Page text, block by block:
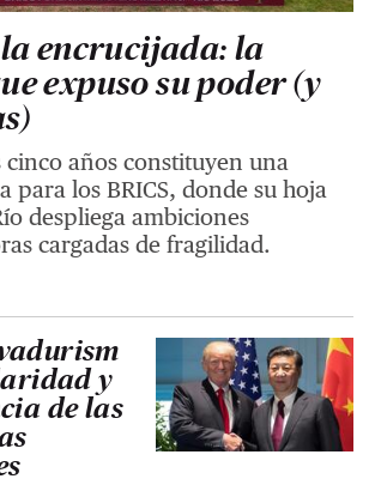
la encrucijada: la
expuso su poder (y
años constituyen una
para los BRICS, donde su hoja
despliega ambiciones
cargadas de fragilidad.
y
de las